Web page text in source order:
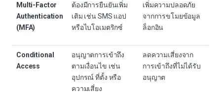
Multi-Factor
Authentication
(MFA)
ต้องมีการยืนยันเพิ่ม
เติม เช่น SMS แอป
หรือไบโอเมตริกซ์
เพิ่มความปลอดภัย
จากการขโมยข้อมูล
ล็อกอิน
Conditional
Access
อนุญาตการเข้าถึง
ตามเงื่อนไข เช่น
อุปกรณ์ ที่ตั้ง หรือ
ความเสี่ยง
ลดความเสี่ยงจาก
การเข้าถึงที่ไม่ได้รับ
อนุญาต